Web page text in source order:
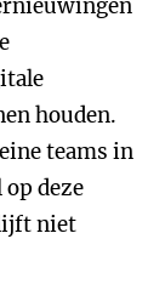
houden.
teams in
deze
niet